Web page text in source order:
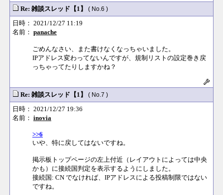
Re: 雑談スレッド【1】 ( No.6 )
日時： 2021/12/27 11:19
名前： panache
ごめんなさい、また書けなくなっちゃいました。
IPアドレス変わってないんですが、規制リストの設定巻き戻
っちゃってたりしますかね？
Re: 雑談スレッド【1】 ( No.7 )
日時： 2021/12/27 19:36
名前： inovia
>>6
いや、特に戻してはないですね。
掲示板トップページの左上付近（レイアウトによっては中央
かも）に接続国判定を表示するようにしました。
接続国: CN でなければ、IPアドレスによる投稿制限ではない
ですね。